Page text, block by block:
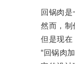
回锅肉是一
然而，制作
但是现在，
“回锅肉加